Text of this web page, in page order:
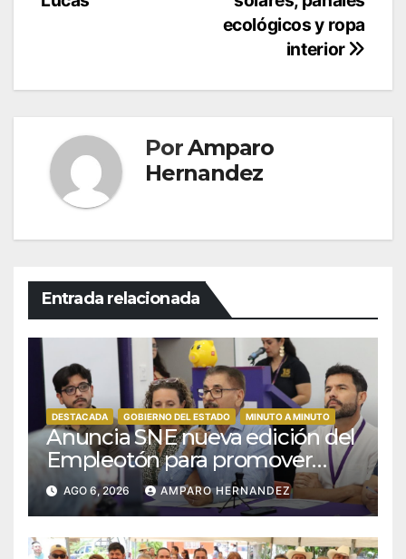
ecológicos y ropa
interior
PorAmparo
Hernandez
Entrada relacionada
DESTACADA GOBIERNO DEL ESTADO MINUTO A MINUTO
Anuncia SNE nueva edición del
Empleotón para promover
empleos incluyentes
AGO 6, 2026 AMPARO HERNANDEZ